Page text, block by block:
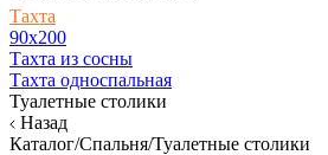
Тахта
90х200
Тахта из сосны
Тахта односпальная
Туалетные столики
Назад
Каталог/Спальня/Туалетные столики